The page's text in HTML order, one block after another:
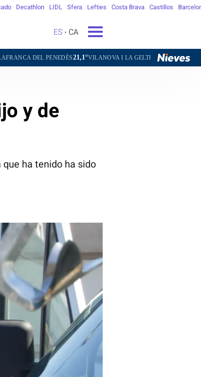
Decathlon LIDL Sfera Lefties Costa Brava Castillos
ES CA
PENEDÈS21,1°VILANOVA I LA GELTRÚ24,0°LA SEU D'URGELL
y de
ha tenido ha sido